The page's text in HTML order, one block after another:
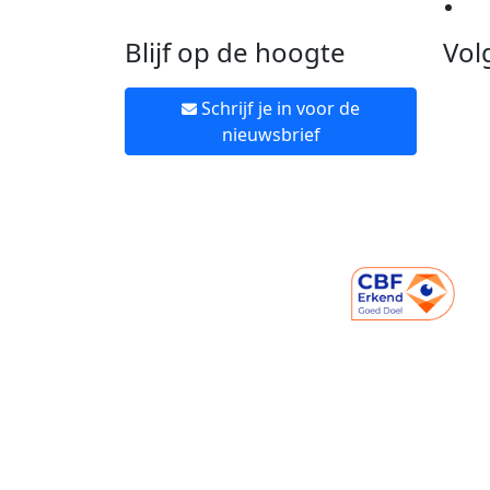
Blijf op de hoogte
Schrijf je in voor de
nieuwsbrief